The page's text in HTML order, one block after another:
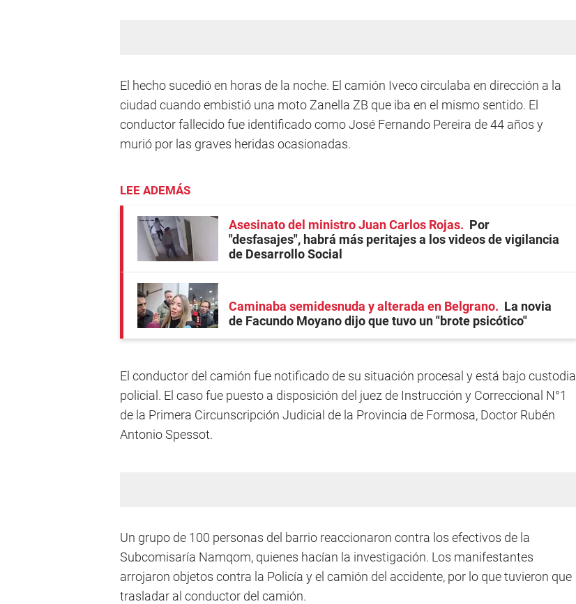
El hecho sucedió en horas de la noche. El camión Iveco circulaba en dirección a la
ciudad cuando embistió una moto Zanella ZB que iba en el mismo sentido. El
conductor fallecido fue identificado como José Fernando Pereira de 44 años y
murió por las graves heridas ocasionadas.
LEE ADEMÁS
Asesinato del ministro Juan Carlos Rojas
Por
"desfasajes", habrá más peritajes a los videos de vigilancia
de Desarrollo Social
Caminaba semidesnuda y alterada en Belgrano
La novia
de Facundo Moyano dijo que tuvo un "brote psicótico"
El conductor del camión fue notificado de su situación procesal y está bajo custodia
policial. El caso fue puesto a disposición del juez de Instrucción y Correccional N°1
de la Primera Circunscripción Judicial de la Provincia de Formosa, Doctor Rubén
Antonio Spessot.
Un grupo de 100 personas del barrio reaccionaron contra los efectivos de la
Subcomisaría Namqom, quienes hacían la investigación. Los manifestantes
arrojaron objetos contra la Policía y el camión del accidente, por lo que tuvieron que
trasladar al conductor del camión.